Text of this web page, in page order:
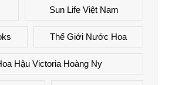
Sun Life Việt Nam
Thế Giới Nước Hoa
Hậu Victoria Hoàng Ny